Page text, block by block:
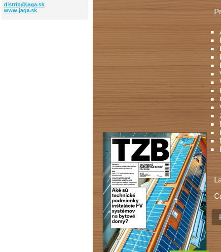
distrib@jaga.sk
www.jaga.sk